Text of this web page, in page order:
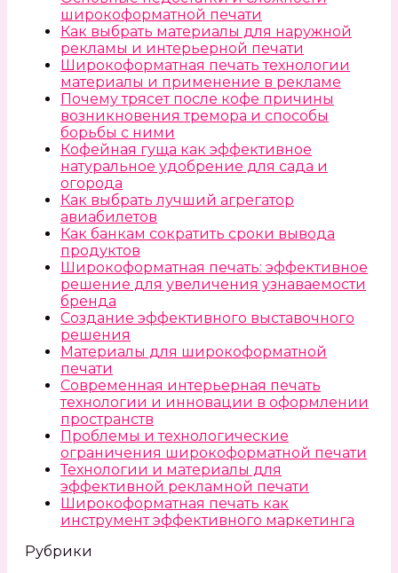
широкоформатной печати
Как выбрать материалы для наружной
рекламы и интерьерной печати
Широкоформатная печать технологии
материалы и применение в рекламе
Почему трясет после кофе причины
возникновения тремора и способы
борьбы с ними
Кофейная гуща как эффективное
натуральное удобрение для сада и
огорода
Как выбрать лучший агрегатор
авиабилетов
Как банкам сократить сроки вывода
продуктов
Широкоформатная печать: эффективное
решение для увеличения узнаваемости
бренда
Создание эффективного выставочного
решения
Материалы для широкоформатной
печати
Современная интерьерная печать
технологии и инновации в оформлении
пространств
Проблемы и технологические
ограничения широкоформатной печати
Технологии и материалы для
эффективной рекламной печати
Широкоформатная печать как
инструмент эффективного маркетинга
Рубрики